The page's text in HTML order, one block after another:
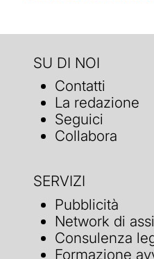
SU DI NOI
Contatti
La redazione
Seguici
Collabora
SERVIZI
Pubblicità
Network di
Consulenza
Formazione